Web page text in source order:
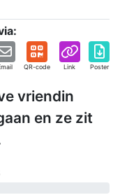
QR-code Link Poster
vriendin
en ze zit